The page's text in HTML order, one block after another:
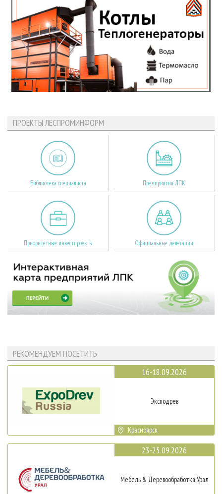
ПРОЕКТЫ ЛЕСПРОМИНФОРМ
Библиотека специалиста Предприятия ЛПК
Приоритетные инвестпроекты Официальные делегации
РЕКОМЕНДУЕМ ПОСЕТИТЬ
16-18.09.2026
Эксподрев
Красноярск
23-25.09.2026
Мебель & Деревообработка Урал